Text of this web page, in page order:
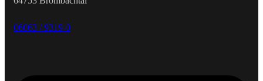
06063 / 9319-0